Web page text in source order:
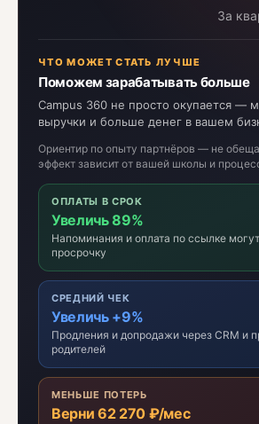
За
ЧТО МОЖЕТ СТАТЬ ЛУЧШЕ
Поможем зарабатывать больше
Campus 360 не просто окупается —
выручки и больше денег в вашем
Ориентир по опыту партнёров — не
эффект зависит от вашей школы и
ОПЛАТЫ В СРОК
Увеличь 89%
Напоминания и оплата по ссылке
просрочку
СРЕДНИЙ ЧЕК
Увеличь +9%
Продления и допродажи через CRM и
родителей
МЕНЬШЕ ПОТЕРЬ
Верни 62 270 ₽/мес